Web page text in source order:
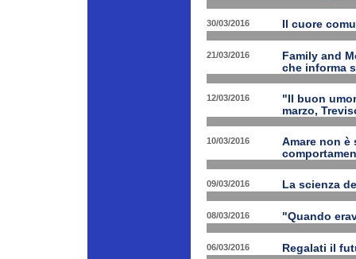
30/03/2016 Il cuore
21/03/2016
Family and
che informa
12/03/2016
"Il buon
marzo,
10/03/2016
Amare non
09/03/2016 La scienza
08/03/2016 "Quando
06/03/2016 Regalati il